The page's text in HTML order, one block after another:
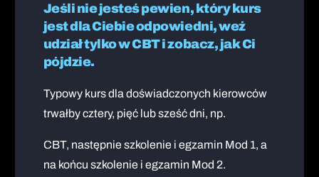
Jeśli nie jesteś pewien, który kurs
jest dla Ciebie odpowiedni, weź
udział tylko w CBT i zobacz, jak Ci
pójdzie.
Typowy kurs dla doświadczonych kierowców
trwałby cztery, pięć lub sześć dni, np.
CBT, następnie szkolenie i egzamin Mod 1, a
na końcu szkolenie i egzamin Mod 2.